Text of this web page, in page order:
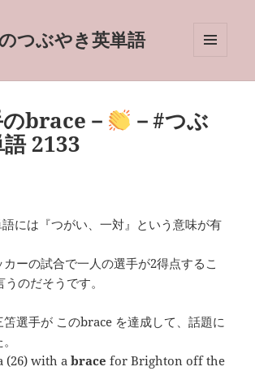
つぶやき英単語
ーとウ
brace－
－#つぶ
2133
には『つがい、一対』という意味が有
ーの試合で一人の選手が2得点するこ
のだそうです。
笘選手が このbrace を達成して、話題に
(26) with abrace for Brighton off the